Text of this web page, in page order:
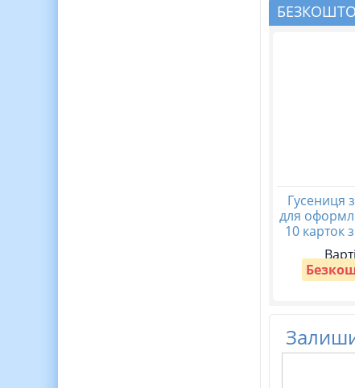
Гусениця
для
10 карток